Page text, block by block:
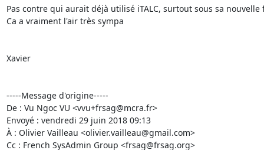
Pas contre qui aurait déjà utilisé iTALC, surtout sous sa nouvelle
Ca a vraiment l'air très sympa
Xavier
-----Message d'origine-----
De : Vu Ngoc VU <vvu+frsag@mcra.fr>
Envoyé : vendredi 29 juin 2018 09:13
À : Olivier Vailleau <olivier.vailleau@gmail.com>
Cc : French SysAdmin Group <frsag@frsag.org>